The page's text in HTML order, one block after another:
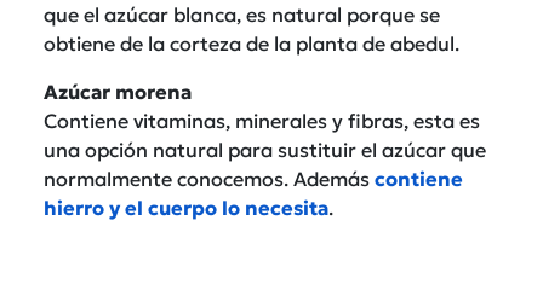
que el azúcar blanca, es natural porque se
obtiene de la corteza de la planta de abedul.
Azúcar morena
Contiene vitaminas, minerales y fibras, esta es
una opción natural para sustituir el azúcar que
normalmente conocemos. Además contiene
hierro y el cuerpo lo necesita.